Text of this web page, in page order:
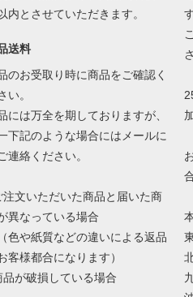
内とさせていただきます。
送料
のお受取り時に商品をご確認く
い。
には万全を期しておりますが、
下記のような場合にはメールに
連絡ください。
注文いただいた商品と届いた商
異なっている場合
色や紙質などの違いによる返品
客様都合になります）
品が破損している場合